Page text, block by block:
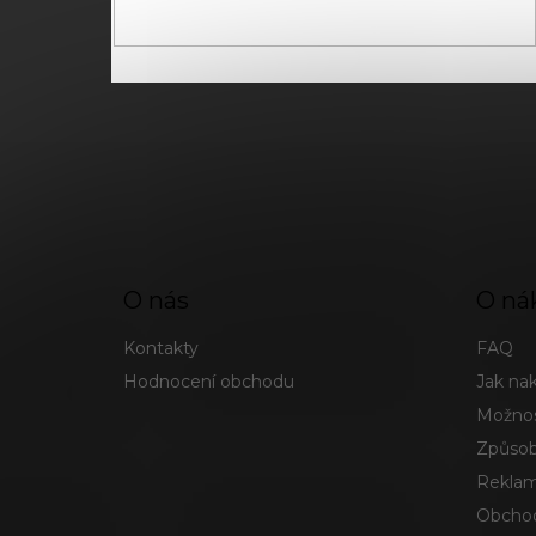
O nás
Kontakty
Hodnocení obchodu
FAQ
Jak